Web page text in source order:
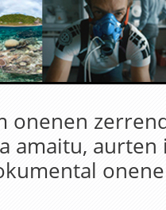
onenen
amaitu,